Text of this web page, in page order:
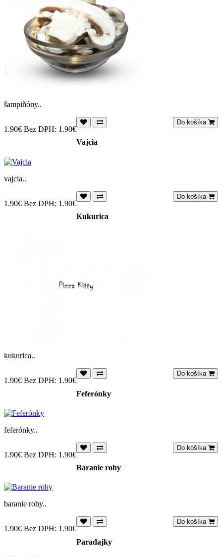
šampiňóny..
1.90€ Bez DPH: 1.90€
Do košíka
Vajcia
vajcia..
1.90€ Bez DPH: 1.90€
Do košíka
Kukurica
kukurica..
1.90€ Bez DPH: 1.90€
Do košíka
Feferónky
feferónky..
1.90€ Bez DPH: 1.90€
Do košíka
Baranie rohy
baranie rohy..
1.90€ Bez DPH: 1.90€
Do košíka
Paradajky